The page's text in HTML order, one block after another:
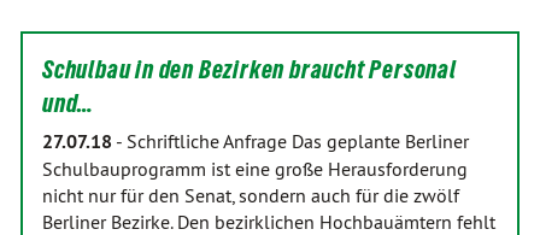
Schulbau in den Bezirken braucht Personal
und…
27.07.18 - Schriftliche Anfrage Das geplante Berliner
Schulbauprogramm ist eine große Herausforderung
nicht nur für den Senat, sondern auch für die zwölf
Berliner Bezirke. Den bezirklichen Hochbauämtern fehlt